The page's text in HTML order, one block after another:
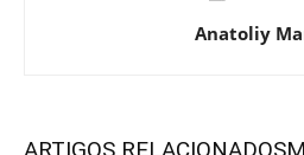
Anatoliy